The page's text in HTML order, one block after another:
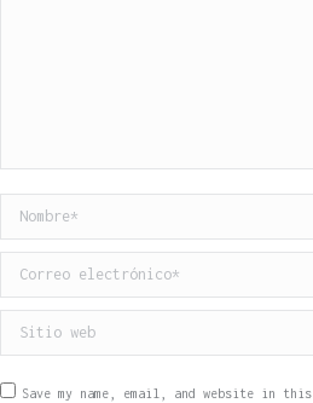
Nombre *
Correo electrónico *
Sitio web
Save my name, email, and website in